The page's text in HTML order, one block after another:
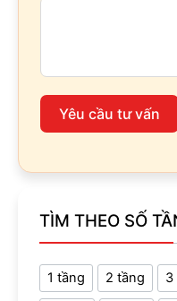
Yêu cầu tư vấn
TÌM THEO SỐ
1 tầng 2 tầng 3